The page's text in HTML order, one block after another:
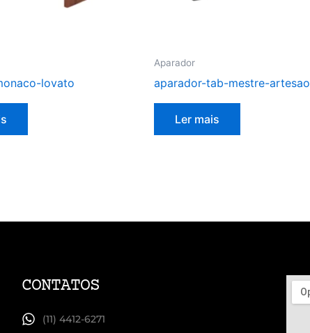
lovato
Aparador
aparador-tab-mestre-artesao
Ler mais
CONTATOS
(11) 4412-6271